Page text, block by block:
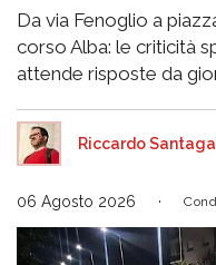
Da via Fenoglio a
corso Alba: le criticità
attende risposte da
Riccardo
06 Agosto 2026